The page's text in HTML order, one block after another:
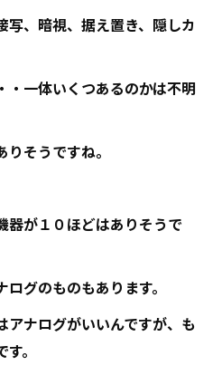
写、暗視、据え置き、隠しカ
・一体いくつあるのかは不明
そうですね。
器が１０ほどはありそうで
グのものもあります。
アナログがいいんですが、も
。